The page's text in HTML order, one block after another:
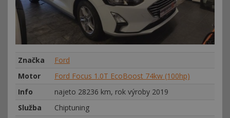
Značka
Ford
Motor
Ford Focus 1.0T EcoBoost 74kw (100hp)
Info
najeto 28236 km, rok výroby 2019
Služba
Chiptuning